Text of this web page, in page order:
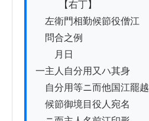
左衛門相勤候節役僧江
問合之例
月日
一主人自分用又ハ其身
自分用等ニ而他国江罷越
候節御境目役人宛名